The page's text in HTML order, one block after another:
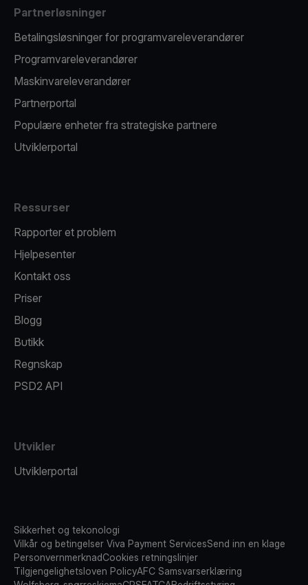
Partnerløsninger
Betalingsløsninger for programvareleverandører
Programvareleverandører
Maskinvareleverandører
Partnerportal
Populære enheter fra strategiske partnere
Utviklerportal
Ressurser
Rapporter et problem
Hjelpesenter
Kontakt oss
Priser
Blogg
Butikk
Regnskap
PSD2 API
Utvikler
Utviklerportal
Sikkerhet og tekonologi
Vilkår og betingelser Viva Payment ServicesSend inn en klage
PersonvernmerknadCookies retningslinjer
Tilgjengelighetsloven PolicyAFC Samsvarserklæring